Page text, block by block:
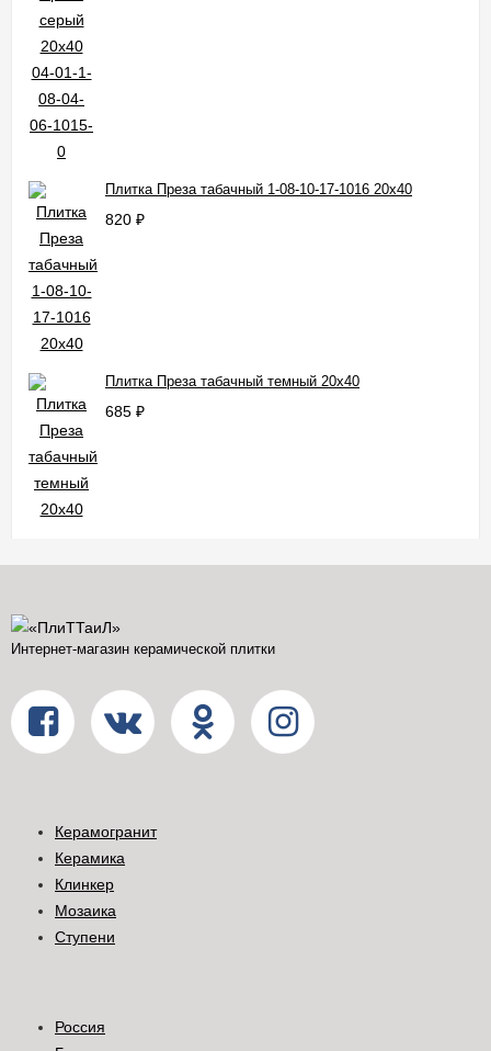
Плитка Преза табачный 1-08-10-17-1016 20x40
820 ₽
Плитка Преза табачный темный 20x40
685 ₽
Интернет-магазин керамической плитки
Керамогранит
Керамика
Клинкер
Мозаика
Ступени
Россия